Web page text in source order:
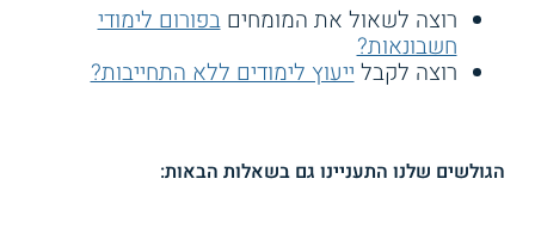
רוצה לשאול את המומחיםבפורום לימודי
חשבונאות?
רוצה לקבלייעוץ לימודים ללא התחייבות?
הגולשים שלנו התעניינו גם בשאלות הבאות: